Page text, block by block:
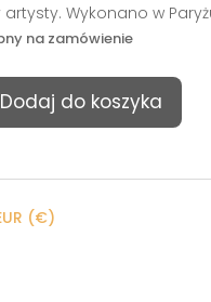
Wykonano w
na zamówienie
Dodaj do koszyka
(€)